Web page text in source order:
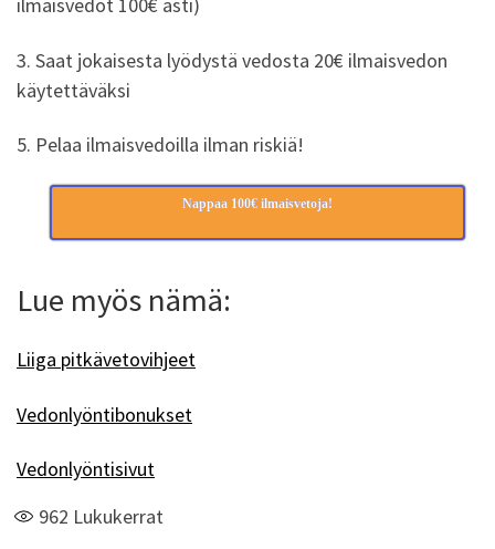
3. Saat jokaisesta lyödystä vedosta 20€ ilmaisvedon
käytettäväksi
5. Pelaa ilmaisvedoilla ilman riskiä!
Nappaa 100€ ilmaisvetoja!
Lue myös nämä:
Liiga pitkävetovihjeet
Vedonlyöntibonukset
Vedonlyöntisivut
962 Lukukerrat